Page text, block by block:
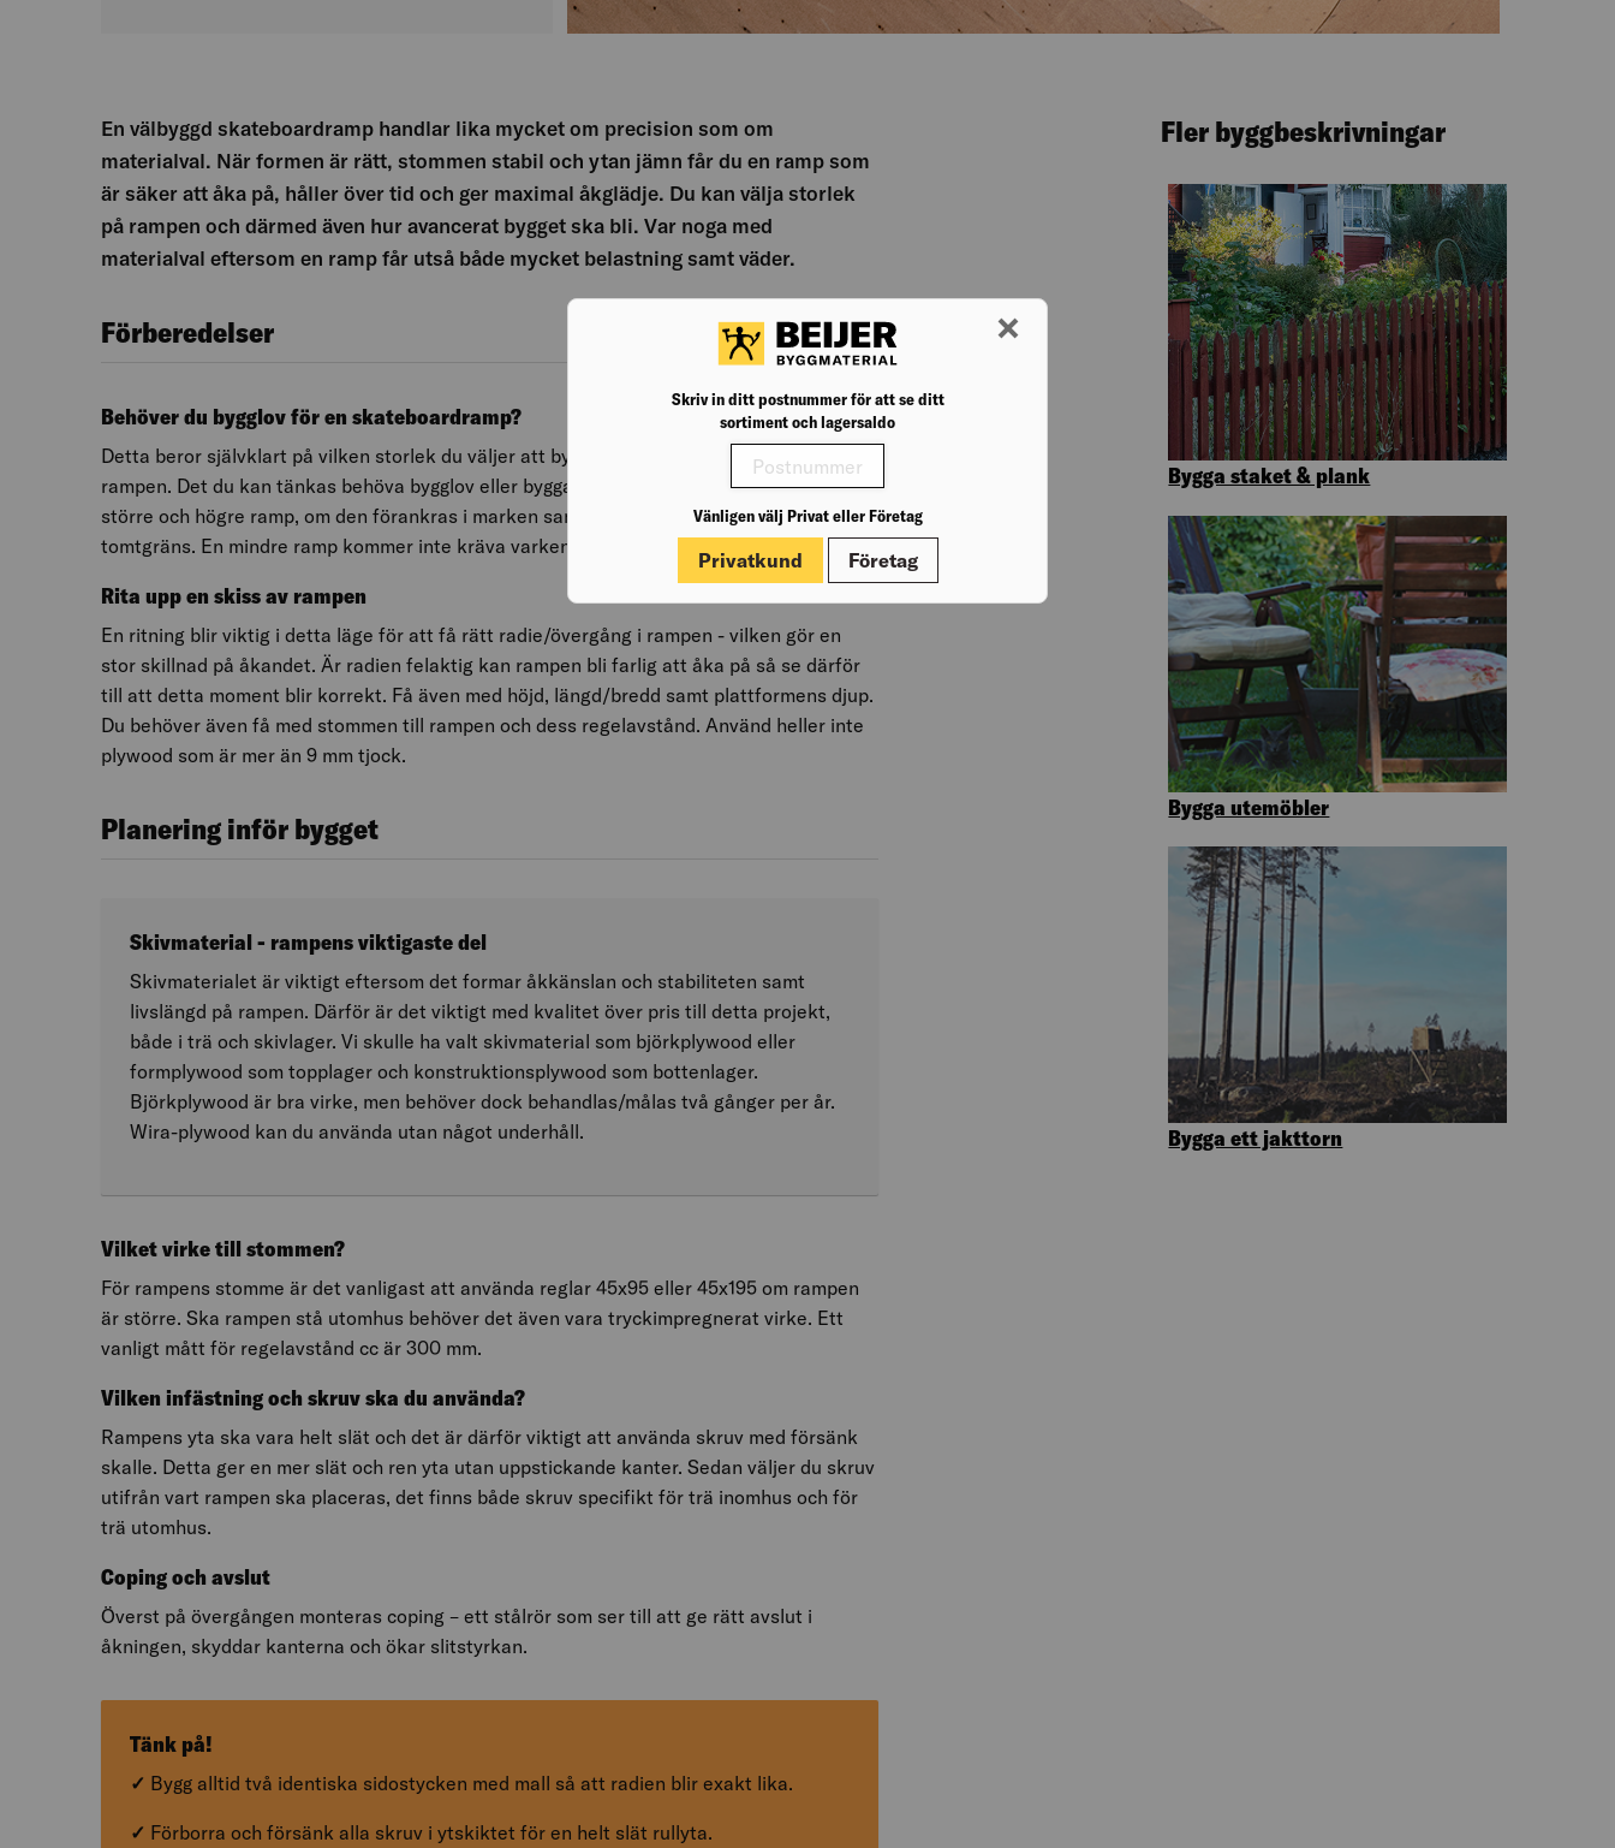
En välbyggd skateboardramp handlar lika mycket om precision som om
materialval. När formen är rätt, stommen stabil och ytan jämn får du en ramp som
är säker att åka på, håller över tid och ger maximal åkglädje. Du kan välja storlek
på rampen och därmed även hur avancerat bygget ska bli. Var noga med
materialval eftersom en ramp får utså både mycket belastning samt väder.
Förberedelser
Behöver du bygglov för en skateboardramp?
Detta beror självklart på vilken storlek du väljer att bygga den i samt placering av
rampen. Det du kan tänkas behöva bygglov eller bygganmälan för är om du bygger en
större och högre ramp, om den förankras i marken samt om den placeras nära
tomtgräns. En mindre ramp kommer inte kräva varken bygglov eller -anmälan.
Rita upp en skiss av rampen
En ritning blir viktig i detta läge för att få rätt radie/övergång i rampen - vilken gör en
stor skillnad på åkandet. Är radien felaktig kan rampen bli farlig att åka på så se därför
till att detta moment blir korrekt. Få även med höjd, längd/bredd samt plattformens djup.
Du behöver även få med stommen till rampen och dess regelavstånd. Använd heller inte
plywood som är mer än 9 mm tjock.
Planering inför bygget
Skivmaterial - rampens viktigaste del
Skivmaterialet är viktigt eftersom det formar åkkänslan och stabiliteten samt
livslängd på rampen. Därför är det viktigt med kvalitet över pris till detta projekt,
både i trä och skivlager. Vi skulle ha valt skivmaterial som björkplywood eller
formplywood som topplager och konstruktionsplywood som bottenlager.
Björkplywood är bra virke, men behöver dock behandlas/målas två gånger per år.
Wira-plywood kan du använda utan något underhåll.
Vilket virke till stommen?
För rampens stomme är det vanligast att använda reglar 45x95 eller 45x195 om rampen
är större. Ska rampen stå utomhus behöver det även vara tryckimpregnerat virke. Ett
vanligt mått för regelavstånd cc är 300 mm.
Vilken infästning och skruv ska du använda?
Rampens yta ska vara helt slät och det är därför viktigt att använda skruv med försänk
skalle. Detta ger en mer slät och ren yta utan uppstickande kanter. Sedan väljer du skruv
utifrån vart rampen ska placeras, det finns både skruv specifikt för trä inomhus och för
trä utomhus.
Coping och avslut
Överst på övergången monteras coping – ett stålrör som ser till att ge rätt avslut i
åkningen, skyddar kanterna och ökar slitstyrkan.
Tänk på!
✓ Bygg alltid två identiska sidostycken med mall så att radien blir exakt lika.
✓ Förborra och försänk alla skruv i ytskiktet för en helt slät rullyta.
Fler byggbeskrivningar
Bygga staket & plank
Bygga utemöbler
Bygga ett jakttorn
Skriv in ditt postnummer för att se ditt
sortiment och lagersaldo
Vänligen välj Privat eller Företag
Privatkund Företag